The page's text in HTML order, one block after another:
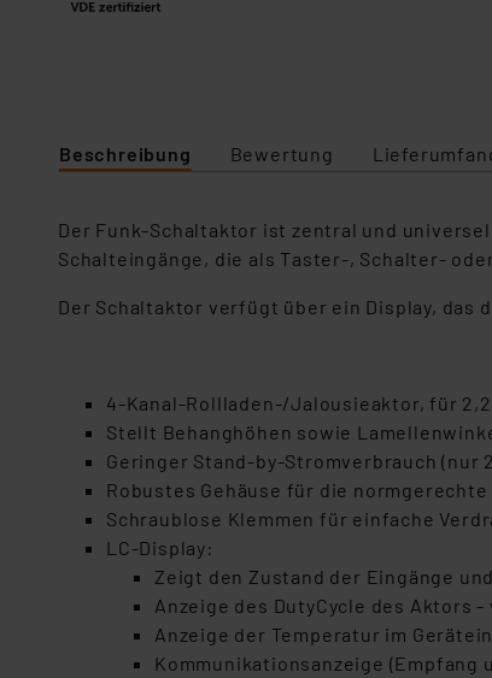
Beschreibung Bewertung
Der Funk-Schaltaktor ist zentral und
Schalteingänge, die als Taster-, Schalter-
Der Schaltaktor verfügt über ein Display,
4-Kanal-Rollladen-/Jalousieaktor, für
Stellt Behanghöhen sowie
Geringer Stand-by-Stromverbrauch (nur
Robustes Gehäuse für die
Schraublose Klemmen für einfache
LC-Display:
Zeigt den Zustand der Eingänge
Anzeige des DutyCycle des Aktors
Anzeige der Temperatur im
Kommunikationsanzeige